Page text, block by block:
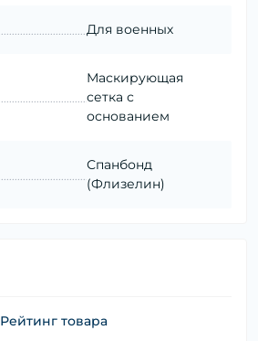
Для военных
Маскирующая
сетка с
основанием
Спанбонд
(Флизелин)
Рейтинг товара